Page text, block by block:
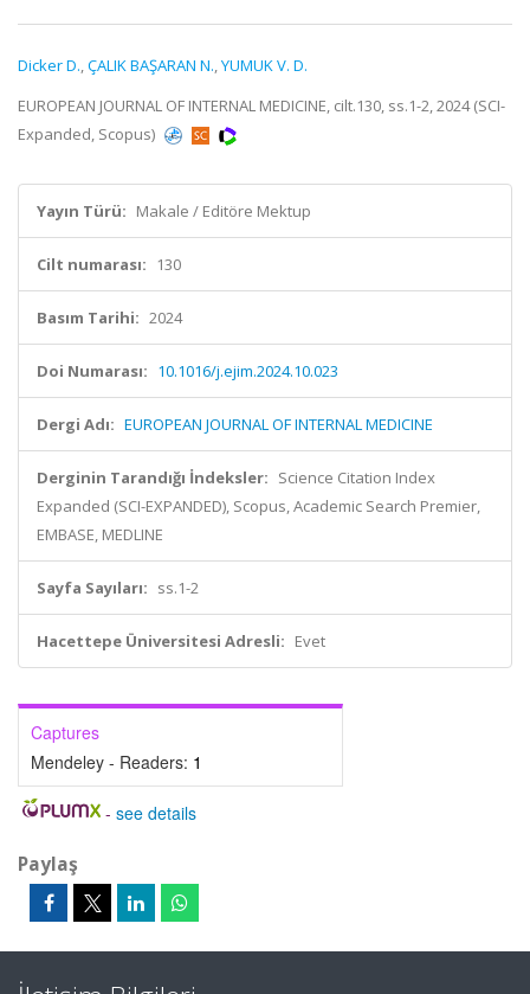
Dicker D.,ÇALIK BAŞARAN N.,YUMUK V. D.
EUROPEAN JOURNAL OF INTERNAL MEDICINE, cilt.130, ss.1-2, 2024 (SCI-
Expanded, Scopus)
Yayın Türü: Makale / Editöre Mektup
Cilt numarası: 130
Basım Tarihi: 2024
Doi Numarası: 10.1016/j.ejim.2024.10.023
Dergi Adı: EUROPEAN JOURNAL OF INTERNAL MEDICINE
Derginin Tarandığı İndeksler: Science Citation Index
Expanded (SCI-EXPANDED), Scopus, Academic Search Premier,
EMBASE, MEDLINE
Sayfa Sayıları: ss.1-2
Hacettepe Üniversitesi Adresli: Evet
Captures
Mendeley - Readers: 1
- see details
Paylaş